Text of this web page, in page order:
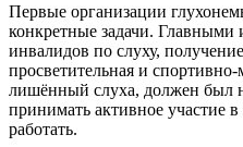
Первые организации
конкретные задачи. Главными
инвалидов по слуху,
просветительная и спортивно-
лишённый слуха, должен был
принимать активное участие
работать.